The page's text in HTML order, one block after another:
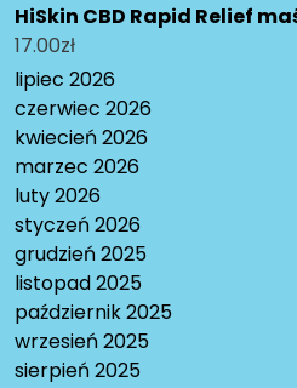
HiSkin CBD Rapid Relief
17.00zł
lipiec 2026
czerwiec 2026
kwiecień 2026
marzec 2026
luty 2026
styczeń 2026
grudzień 2025
listopad 2025
październik 2025
wrzesień 2025
sierpień 2025